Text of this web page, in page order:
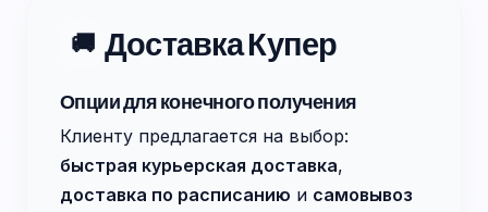
🚚 Доставка Купер
Опции для конечного получения
Клиенту предлагается на выбор:
быстрая курьерская доставка,
доставка по расписанию и самовывоз